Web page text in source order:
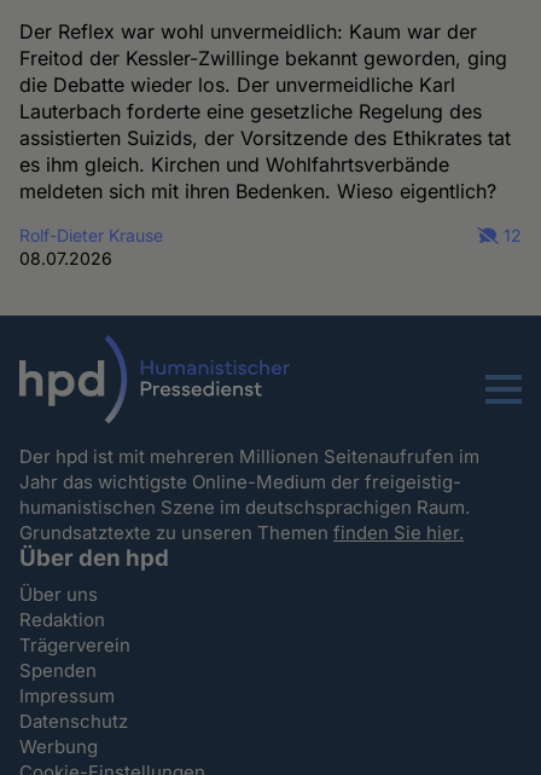
Der Reflex war wohl unvermeidlich: Kaum war der
Freitod der Kessler-Zwillinge bekannt geworden, ging
die Debatte wieder los. Der unvermeidliche Karl
Lauterbach forderte eine gesetzliche Regelung des
assistierten Suizids, der Vorsitzende des Ethikrates tat
es ihm gleich. Kirchen und Wohlfahrtsverbände
meldeten sich mit ihren Bedenken. Wieso eigentlich?
Rolf-Dieter Krause
08.07.2026
12
Menu
Der hpd ist mit mehreren Millionen Seitenaufrufen im
Jahr das wichtigste Online-Medium der freigeistig-
humanistischen Szene im deutschsprachigen Raum.
Grundsatztexte zu unseren Themenfinden Sie hier.
Über den hpd
Über uns
Redaktion
Trägerverein
Spenden
Impressum
Datenschutz
Werbung